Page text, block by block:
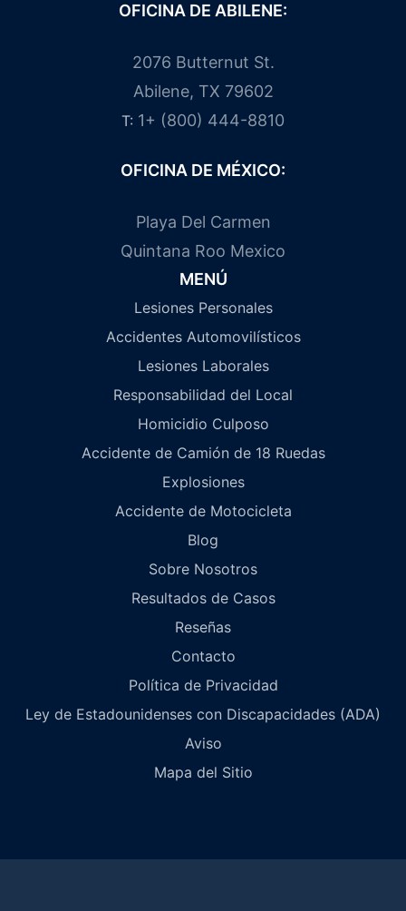
OFICINA DE ABILENE:
2076 Butternut St.
Abilene, TX 79602
T: 1+ (800) 444-8810
OFICINA DE MÉXICO:
Playa Del Carmen
Quintana Roo Mexico
MENÚ
Lesiones Personales
Accidentes Automovilísticos
Lesiones Laborales
Responsabilidad del Local
Homicidio Culposo
Accidente de Camión de 18 Ruedas
Explosiones
Accidente de Motocicleta
Blog
Sobre Nosotros
Resultados de Casos
Reseñas
Contacto
Política de Privacidad
Ley de Estadounidenses con Discapacidades (ADA)
Aviso
Mapa del Sitio